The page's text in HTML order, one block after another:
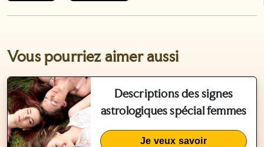
Vous pourriez aimer aussi
Descriptions des signes
astrologiques spécial femmes
Je veux savoir